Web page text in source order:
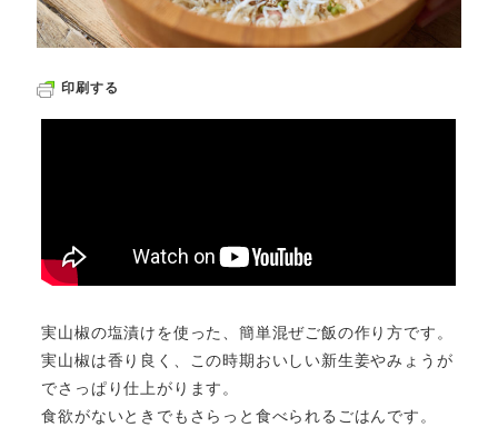
印刷する
実山椒の塩漬けを使った、簡単混ぜご飯の作り方です。
実山椒は香り良く、この時期おいしい新生姜やみょうが
でさっぱり仕上がります。
食欲がないときでもさらっと食べられるごはんです。